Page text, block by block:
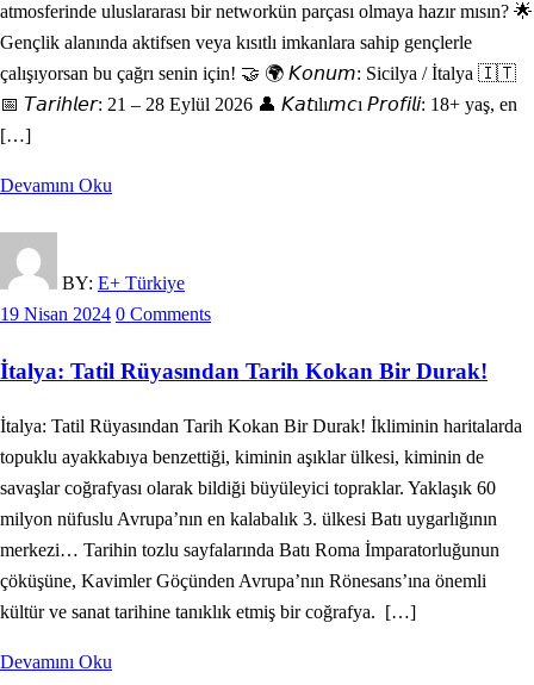
atmosferinde uluslararası bir networkün parçası olmaya hazır mısın? 🌟
Gençlik alanında aktifsen veya kısıtlı imkanlara sahip gençlerle
çalışıyorsan bu çağrı senin için! 🤝 🌍 𝘒𝘰𝘯𝘶𝘮: Sicilya / İtalya 🇮🇹
📅 𝘛𝘢𝘳𝘪𝘩𝘭𝘦𝘳: 21 – 28 Eylül 2026 👤 𝘒𝘢𝘵ılı𝘮𝘤ı 𝘗𝘳𝘰𝘧𝘪𝘭𝘪: 18+ yaş, en
[…]
Devamını Oku
BY: E+ Türkiye
19 Nisan 2024 0 Comments
İtalya: Tatil Rüyasından Tarih Kokan Bir Durak!
İtalya: Tatil Rüyasından Tarih Kokan Bir Durak! İkliminin haritalarda
topuklu ayakkabıya benzettiği, kiminin aşıklar ülkesi, kiminin de
savaşlar coğrafyası olarak bildiği büyüleyici topraklar. Yaklaşık 60
milyon nüfuslu Avrupa’nın en kalabalık 3. ülkesi Batı uygarlığının
merkezi… Tarihin tozlu sayfalarında Batı Roma İmparatorluğunun
çöküşüne, Kavimler Göçünden Avrupa’nın Rönesans’ına önemli
kültür ve sanat tarihine tanıklık etmiş bir coğrafya. […]
Devamını Oku